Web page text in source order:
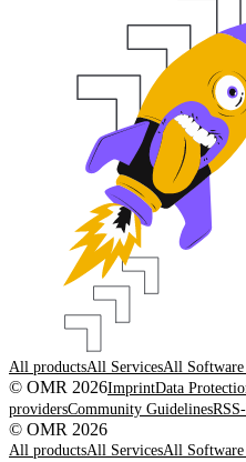
All productsAll ServicesAll Software
© OMR 2026ImprintData
providersCommunity Guidelines
© OMR 2026
All productsAll ServicesAll Software